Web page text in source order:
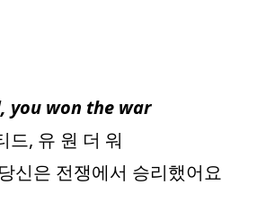
you won the war
드, 유 원 더 워
신은 전쟁에서 승리했어요